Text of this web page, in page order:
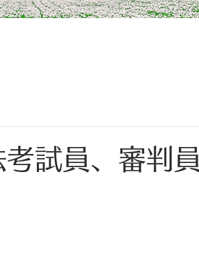
試員、審判員